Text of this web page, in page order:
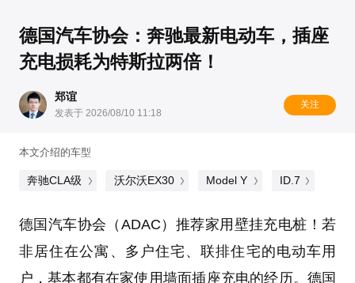
德国汽车协会：奔驰最新电动车，插座
充电损耗为特斯拉两倍！
郑谊
发表于 2026/08/10 11:18
关注
本文介绍的车型
奔驰CLA级 沃尔沃EX30 Model Y ID.7
德国汽车协会（ADAC）推荐家用壁挂充电桩！若
非居住在公寓、多户住宅、联排住宅的电动车用
户，基本都有在家使用墙面插座充电的经历。德国